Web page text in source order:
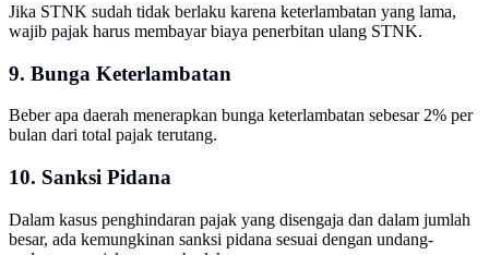
Jika STNK sudah tidak berlaku karena keterlambatan yang lama,
wajib pajak harus membayar biaya penerbitan ulang STNK.
9. Bunga Keterlambatan
Beber apa daerah menerapkan bunga keterlambatan sebesar 2% per
bulan dari total pajak terutang.
10. Sanksi Pidana
Dalam kasus penghindaran pajak yang disengaja dan dalam jumlah
besar, ada kemungkinan sanksi pidana sesuai dengan undang-